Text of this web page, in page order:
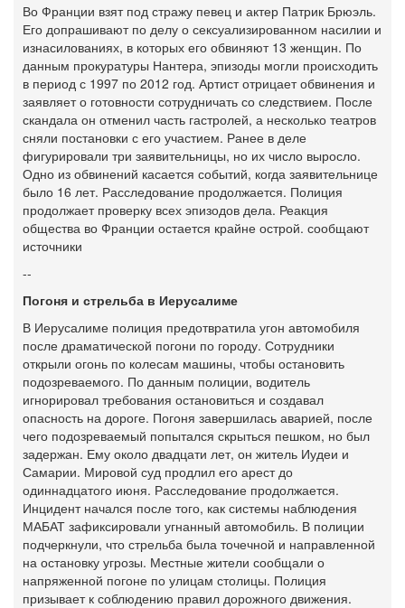
Во Франции взят под стражу певец и актер Патрик Брюэль.
Его допрашивают по делу о сексуализированном насилии и
изнасилованиях, в которых его обвиняют 13 женщин. По
данным прокуратуры Нантера, эпизоды могли происходить
в период с 1997 по 2012 год. Артист отрицает обвинения и
заявляет о готовности сотрудничать со следствием. После
скандала он отменил часть гастролей, а несколько театров
сняли постановки с его участием. Ранее в деле
фигурировали три заявительницы, но их число выросло.
Одно из обвинений касается событий, когда заявительнице
было 16 лет. Расследование продолжается. Полиция
продолжает проверку всех эпизодов дела. Реакция
общества во Франции остается крайне острой. сообщают
источники
--
Погоня и стрельба в Иерусалиме
В Иерусалиме полиция предотвратила угон автомобиля
после драматической погони по городу. Сотрудники
открыли огонь по колесам машины, чтобы остановить
подозреваемого. По данным полиции, водитель
игнорировал требования остановиться и создавал
опасность на дороге. Погоня завершилась аварией, после
чего подозреваемый попытался скрыться пешком, но был
задержан. Ему около двадцати лет, он житель Иудеи и
Самарии. Мировой суд продлил его арест до
одиннадцатого июня. Расследование продолжается.
Инцидент начался после того, как системы наблюдения
МАБАТ зафиксировали угнанный автомобиль. В полиции
подчеркнули, что стрельба была точечной и направленной
на остановку угрозы. Местные жители сообщали о
напряженной погоне по улицам столицы. Полиция
призывает к соблюдению правил дорожного движения.